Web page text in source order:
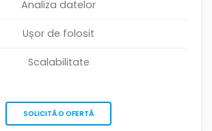
Analiza datelor
Ușor de folosit
Scalabilitate
SOLICITĂ O OFERTĂ